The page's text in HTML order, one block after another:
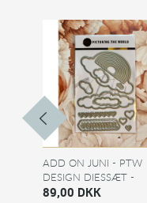
ADD ON JUNI - PTW
DESIGN DIESSÆT -
REGNBUE
89,00 DKK